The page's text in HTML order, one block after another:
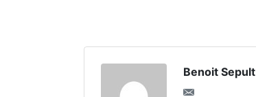
Benoit Sepult